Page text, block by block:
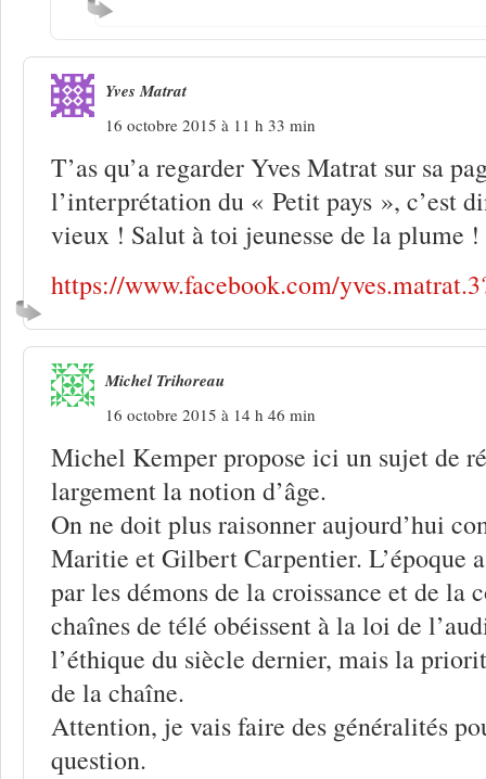
Yves Matrat
16 octobre 2015 à 11 h 33 min
T’as qu’a regarder Yves Matrat sur sa
l’interprétation du « Petit pays », c’est
vieux ! Salut à toi jeunesse de la plume !
https://www.facebook.com/
Michel Trihoreau
16 octobre 2015 à 14 h 46 min
Michel Kemper propose ici un sujet de
largement la notion d’âge.
On ne doit plus raisonner aujourd’hui
Maritie et Gilbert Carpentier. L’époque a
par les démons de la croissance et de la
chaînes de télé obéissent à la loi de
l’éthique du siècle dernier, mais la
de la chaîne.
Attention, je vais faire des généralités
question.